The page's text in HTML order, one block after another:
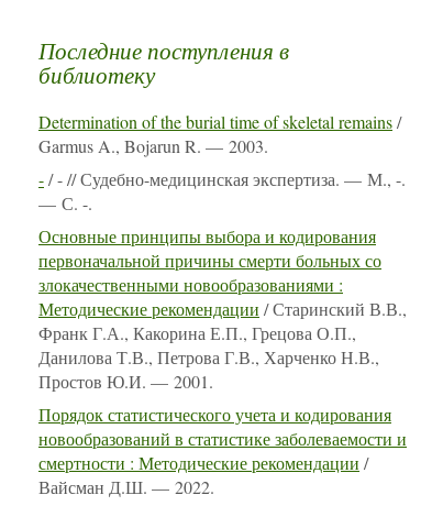
Последние поступления в
библиотеку
Determination of the burial time of skeletal remains/
Garmus A., Bojarun R. — 2003.
-/ - // Судебно-медицинская экспертиза. — М., -.
— С. -.
Основные принципы выбора и кодирования
первоначальной причины смерти больных со
злокачественными новообразованиями :
Методические рекомендации / Старинский В.В.,
Франк Г.А., Какорина Е.П., Грецова О.П.,
Данилова Т.В., Петрова Г.В., Харченко Н.В.,
Простов Ю.И. — 2001.
Порядок статистического учета и кодирования
новообразований в статистике заболеваемости и
смертности : Методические рекомендации /
Вайсман Д.Ш. — 2022.